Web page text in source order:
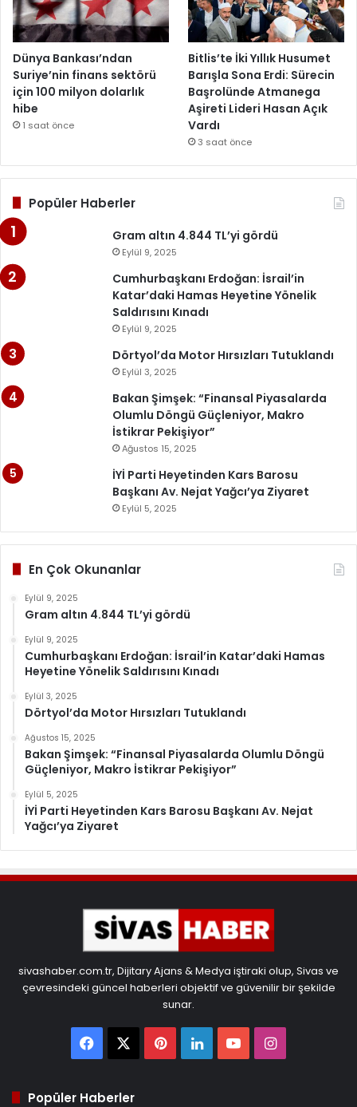
Dünya Bankası’ndan
Suriye’nin finans sektörü
için 100 milyon dolarlık
hibe
1 saat önce
Bitlis’te İki Yıllık Husumet
Barışla Sona Erdi: Sürecin
Başrolünde Atmanega
Aşireti Lideri Hasan Açık
Vardı
3 saat önce
Popüler Haberler
Gram altın 4.844 TL’yi gördü
Eylül 9, 2025
Cumhurbaşkanı Erdoğan: İsrail’in
Katar’daki Hamas Heyetine Yönelik
Saldırısını Kınadı
Eylül 9, 2025
Dörtyol’da Motor Hırsızları Tutuklandı
Eylül 3, 2025
Bakan Şimşek: “Finansal Piyasalarda
Olumlu Döngü Güçleniyor, Makro
İstikrar Pekişiyor”
Ağustos 15, 2025
İYİ Parti Heyetinden Kars Barosu
Başkanı Av. Nejat Yağcı’ya Ziyaret
Eylül 5, 2025
En Çok Okunanlar
Eylül 9, 2025
Gram altın 4.844 TL’yi gördü
Eylül 9, 2025
Cumhurbaşkanı Erdoğan: İsrail’in Katar’daki Hamas
Heyetine Yönelik Saldırısını Kınadı
Eylül 3, 2025
Dörtyol’da Motor Hırsızları Tutuklandı
Ağustos 15, 2025
Bakan Şimşek: “Finansal Piyasalarda Olumlu Döngü
Güçleniyor, Makro İstikrar Pekişiyor”
Eylül 5, 2025
İYİ Parti Heyetinden Kars Barosu Başkanı Av. Nejat
Yağcı’ya Ziyaret
sivashaber.com.tr, Dijitary Ajans & Medya iştiraki olup, Sivas ve
çevresindeki güncel haberleri objektif ve güvenilir bir şekilde
sunar.
FacebookPinterest
LinkedInYouTubeInstagram
Popüler Haberler